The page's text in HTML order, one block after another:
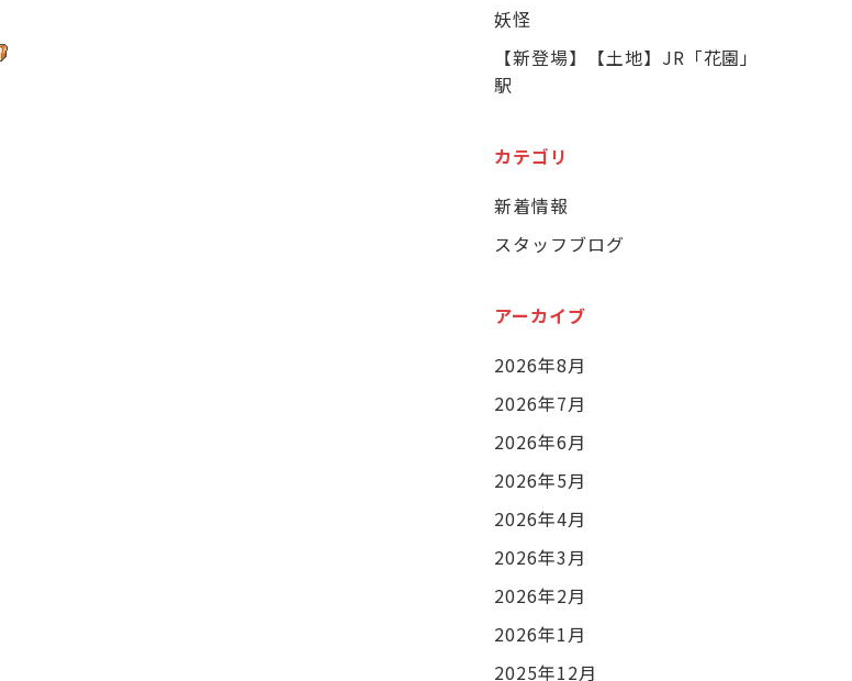
妖怪
【新登場】【土地】JR「花園」
駅
カテゴリ
新着情報
スタッフブログ
アーカイブ
2026年8月
2026年7月
2026年6月
2026年5月
2026年4月
2026年3月
2026年2月
2026年1月
2025年12月